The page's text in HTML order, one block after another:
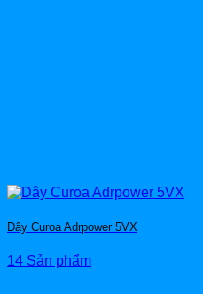
Dây Curoa Adrpower 5VX
14 Sản phẩm